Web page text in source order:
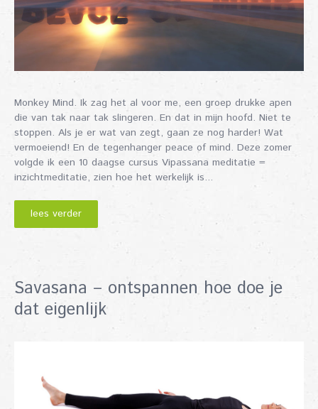
Monkey Mind. Ik zag het al voor me, een groep drukke apen
die van tak naar tak slingeren. En dat in mijn hoofd. Niet te
stoppen. Als je er wat van zegt, gaan ze nog harder! Wat
vermoeiend! En de tegenhanger peace of mind. Deze zomer
volgde ik een 10 daagse cursus Vipassana meditatie =
inzichtmeditatie, zien hoe het werkelijk is...
lees verder
Savasana – ontspannen hoe doe je
dat eigenlijk